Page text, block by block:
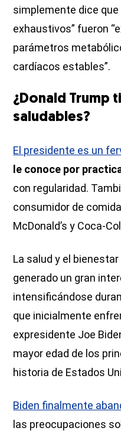
simplemente dice
exhaustivos” fueron
parámetros
cardíacos estables”.
¿Donald Trump
saludables?
El presidente es un
le conoce por
con regularidad.
consumidor de
McDonald’s y Coca-
La salud y el
generado un gran
intensificándose
que inicialmente
expresidente Joe
mayor edad de los
historia de Estados
Biden finalmente
las preocupaciones